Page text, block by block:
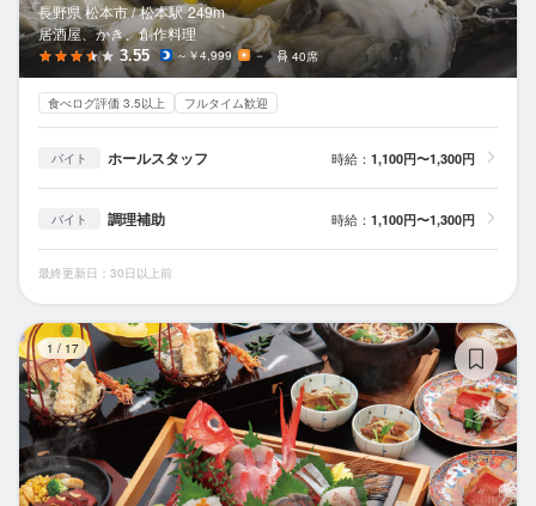
長野県 松本市 / 松本駅 249m
居酒屋、かき、創作料理
3.55 ～￥4,999 － 40席
食べログ評価 3.5以上 フルタイム歓迎
バイト ホールスタッフ 時給： 1,100円〜1,300円
バイト 調理補助 時給： 1,100円〜1,300円
最終更新日：30日以上前
1 / 17